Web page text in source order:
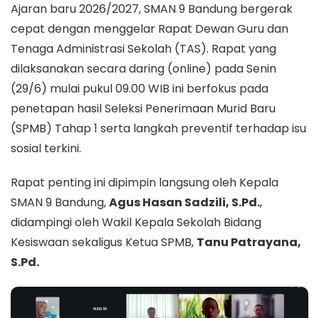
Ajaran baru 2026/2027, SMAN 9 Bandung bergerak
cepat dengan menggelar Rapat Dewan Guru dan
Tenaga Administrasi Sekolah (TAS). Rapat yang
dilaksanakan secara daring (online) pada Senin
(29/6) mulai pukul 09.00 WIB ini berfokus pada
penetapan hasil Seleksi Penerimaan Murid Baru
(SPMB) Tahap 1 serta langkah preventif terhadap isu
sosial terkini.
Rapat penting ini dipimpin langsung oleh Kepala
SMAN 9 Bandung,Agus Hasan Sadzili, S.Pd.,
didampingi oleh Wakil Kepala Sekolah Bidang
Kesiswaan sekaligus Ketua SPMB, Tanu Patrayana,
S.Pd.